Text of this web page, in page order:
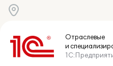
Отраслевые
и